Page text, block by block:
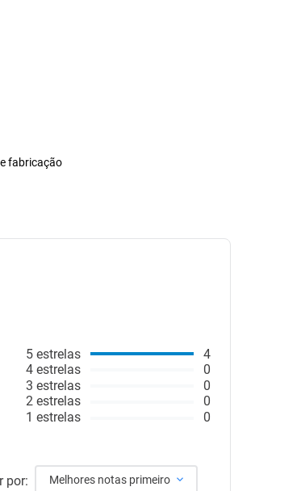
fabricação
5 estrelas
4 estrelas
3 estrelas
2 estrelas
1 estrelas
4
0
0
0
0
por: Melhores notas primeiro